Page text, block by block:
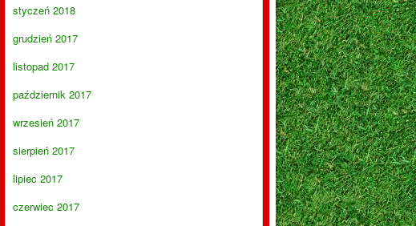
styczeń 2018
grudzień 2017
listopad 2017
październik 2017
wrzesień 2017
sierpień 2017
lipiec 2017
czerwiec 2017